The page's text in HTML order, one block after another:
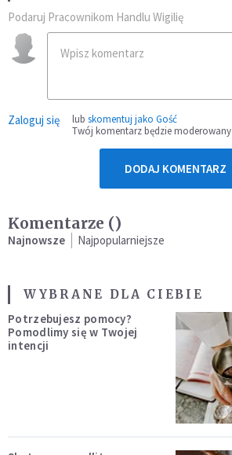
Podaruj Pracownikom Handlu Wigilię
Zaloguj się lub skomentuj jako Gość
Twój komentarz będzie moderowany
DODAJ KOMENTARZ
Komentarze ()
Najnowsze Najpopularniejsze
WYBRANE DLA CIEBIE
Potrzebujesz pomocy?
Pomodlimy się w Twojej
intencji